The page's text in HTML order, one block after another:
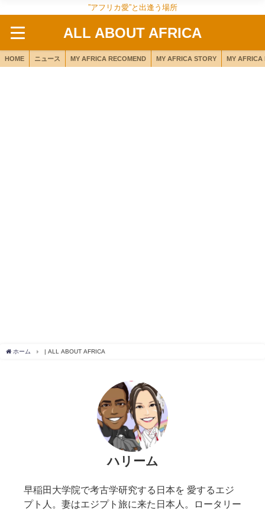
”アフリカ愛”と出逢う場所
ALL ABOUT AFRICA
HOME ニュース MY AFRICA RECOMEND MY AFRICA STORY MY AFRICA
ホーム | ALL ABOUT AFRICA
ハリーム
早稲田大学院で考古学研究する日本を 愛するエジ
プト人。妻はエジプト旅に来た日本人。ロータリー